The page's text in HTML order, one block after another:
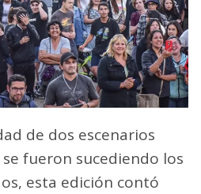
de dos escenarios
fueron sucediendo los
esta edición contó